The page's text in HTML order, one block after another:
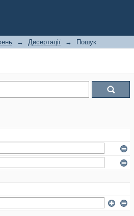
→ Дисертації → Пошук